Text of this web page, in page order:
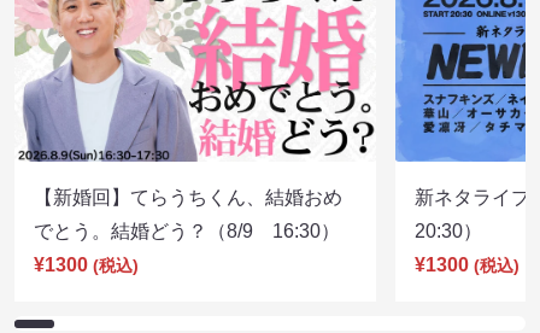
【新婚回】てらうちくん、結婚おめ
でとう。結婚どう？（8/9 16:30）
¥1300 (税込)
新ネタライ
20:30）
¥1300 (税込)